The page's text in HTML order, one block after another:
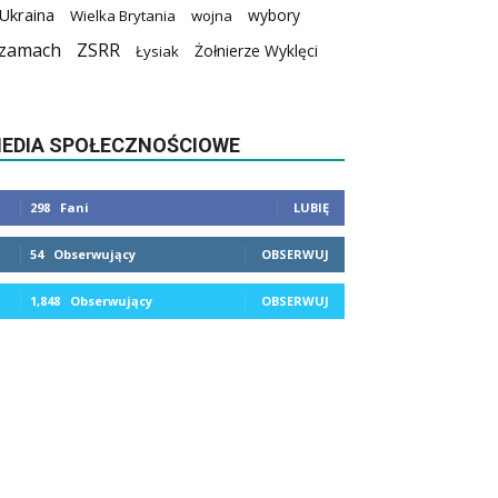
Wielka Brytania wojna wybory
ZSRR Łysiak Żołnierze Wyklęci
SPOŁECZNOŚCIOWE
298 Fani LUBIĘ
54 Obserwujący OBSERWUJ
1,848 Obserwujący OBSERWUJ